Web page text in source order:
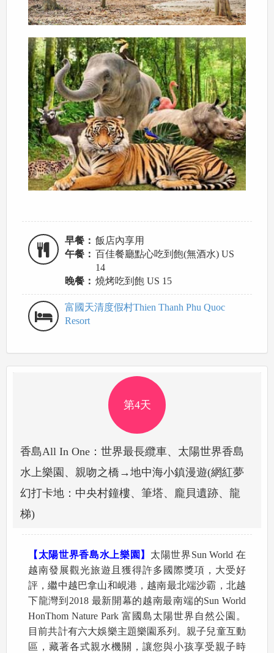
早餐： 飯店內享用
午餐： 百佳餐廳點心吃到飽(無酒水) US
14
晚餐： 燒烤吃到飽 US 15
富國天清度假村Thien Thanh Phu Quoc
Resort
第4天
香島All In One：世界最長纜車、太陽世界香島
水上樂園、親吻之橋→地中海⼩鎮漫遊(網紅夢
幻打卡地：中央村鐘樓、筆塔、龐⾙遺跡、龍
梯)
【太陽世界香島水上樂園】 太陽世界Sun World 在
越南發展觀光旅遊且獲得許多國際獎項，大受好
評，繼中越巴拿山和峴港，越南最北端沙霸，北越
下龍灣到2018 最新開幕的越南最南端的Sun World
HonThom Nature Park 富國島太陽世界自然公園。
目前共計有六大娛樂主題樂園系列。親子兒童互動
區，藏著各式親水機關，讓您與小孩享受親子時